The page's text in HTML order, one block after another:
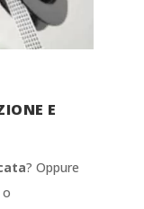
E
? Oppure
o